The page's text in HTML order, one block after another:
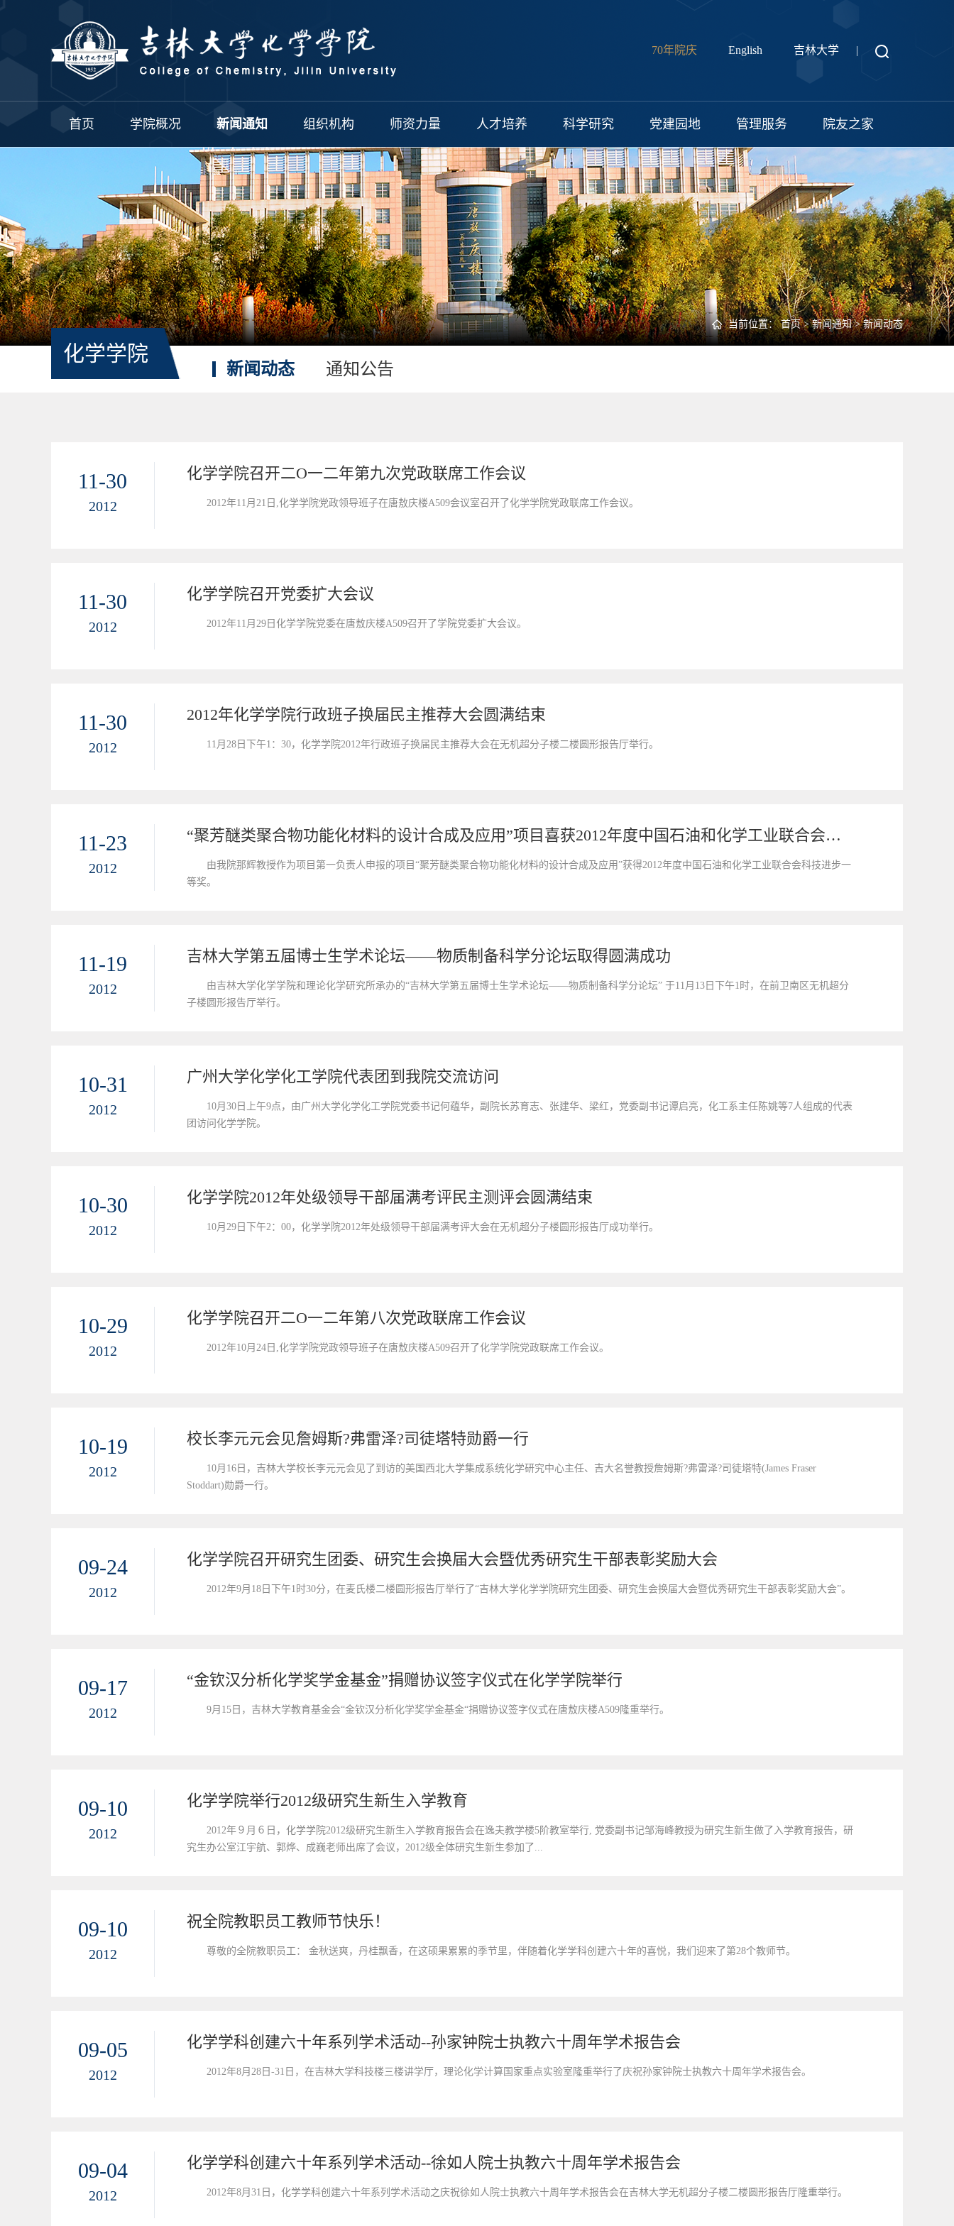
70年院庆 English 吉林大学 |
首页 学院概况 新闻通知 组织机构 师资力量 人才培养 科学研究 党建园地 管理服务 院友之家
当前位置：首页>新闻通知>新闻动态
化学学院
新闻动态 通知公告
11-30
2012
化学学院召开二O一二年第九次党政联席工作会议
2012年11月21日,化学学院党政领导班子在唐敖庆楼A509会议室召开了化学学院党政联席工作会议。
11-30
2012
化学学院召开党委扩大会议
2012年11月29日化学学院党委在唐敖庆楼A509召开了学院党委扩大会议。
11-30
2012
2012年化学学院行政班子换届民主推荐大会圆满结束
11月28日下午1：30，化学学院2012年行政班子换届民主推荐大会在无机超分子楼二楼圆形报告厅举行。
11-23
2012
“聚芳醚类聚合物功能化材料的设计合成及应用”项目喜获2012年度中国石油和化学工业联合会科技进步一等奖
由我院那辉教授作为项目第一负责人申报的项目“聚芳醚类聚合物功能化材料的设计合成及应用”获得2012年度中国石油和化学工业联合会科技进步一
等奖。
11-19
2012
吉林大学第五届博士生学术论坛——物质制备科学分论坛取得圆满成功
由吉林大学化学学院和理论化学研究所承办的“吉林大学第五届博士生学术论坛——物质制备科学分论坛” 于11月13日下午1时，在前卫南区无机超分
子楼圆形报告厅举行。
10-31
2012
广州大学化学化工学院代表团到我院交流访问
10月30日上午9点，由广州大学化学化工学院党委书记何蕴华，副院长苏育志、张建华、梁红，党委副书记谭启亮，化工系主任陈姚等7人组成的代表
团访问化学学院。
10-30
2012
化学学院2012年处级领导干部届满考评民主测评会圆满结束
10月29日下午2：00，化学学院2012年处级领导干部届满考评大会在无机超分子楼圆形报告厅成功举行。
10-29
2012
化学学院召开二O一二年第八次党政联席工作会议
2012年10月24日,化学学院党政领导班子在唐敖庆楼A509召开了化学学院党政联席工作会议。
10-19
2012
校长李元元会见詹姆斯?弗雷泽?司徒塔特勋爵一行
10月16日，吉林大学校长李元元会见了到访的美国西北大学集成系统化学研究中心主任、吉大名誉教授詹姆斯?弗雷泽?司徒塔特(James Fraser
Stoddart)勋爵一行。
09-24
2012
化学学院召开研究生团委、研究生会换届大会暨优秀研究生干部表彰奖励大会
2012年9月18日下午1时30分，在麦氏楼二楼圆形报告厅举行了“吉林大学化学学院研究生团委、研究生会换届大会暨优秀研究生干部表彰奖励大会”。
09-17
2012
“金钦汉分析化学奖学金基金”捐赠协议签字仪式在化学学院举行
9月15日，吉林大学教育基金会“金钦汉分析化学奖学金基金“捐赠协议签字仪式在唐敖庆楼A509隆重举行。
09-10
2012
化学学院举行2012级研究生新生入学教育
2012年９月６日，化学学院2012级研究生新生入学教育报告会在逸夫教学楼5阶教室举行, 党委副书记邹海峰教授为研究生新生做了入学教育报告，研
究生办公室江宇航、郭烨、成巍老师出席了会议，2012级全体研究生新生参加了...
09-10
2012
祝全院教职员工教师节快乐！
尊敬的全院教职员工： 金秋送爽，丹桂飘香，在这硕果累累的季节里，伴随着化学学科创建六十年的喜悦，我们迎来了第28个教师节。
09-05
2012
化学学科创建六十年系列学术活动--孙家钟院士执教六十周年学术报告会
2012年8月28日-31日，在吉林大学科技楼三楼讲学厅，理论化学计算国家重点实验室隆重举行了庆祝孙家钟院士执教六十周年学术报告会。
09-04
2012
化学学科创建六十年系列学术活动--徐如人院士执教六十周年学术报告会
2012年8月31日，化学学科创建六十年系列学术活动之庆祝徐如人院士执教六十周年学术报告会在吉林大学无机超分子楼二楼圆形报告厅隆重举行。